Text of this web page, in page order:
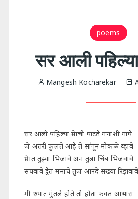
poems
सर आली
Mangesh Kocharekar
सर आली पहिल्या प्रेमाची वाटते मनाशी गावे
जे अंतरी फुलते आहे ते सांगून मोकळे व्हावे
प्रेमात तुझ्या भिजावे अन तुला चिंब भिजवावे
संपवावे द्वेत मनाचे तुज आनंदे सख्या रिझवावे
मी रुपात गुंतले होते तो होता फक्त आभास